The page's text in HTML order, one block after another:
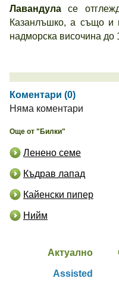
Лавандула се
Казанлъшко, а също и
надморска височина до
Коментари (0)
Няма коментари
Още от "Билки"
Ленено семе
Къдрав лапад
Кайенски пипер
Нийм
Актуално
Assisted